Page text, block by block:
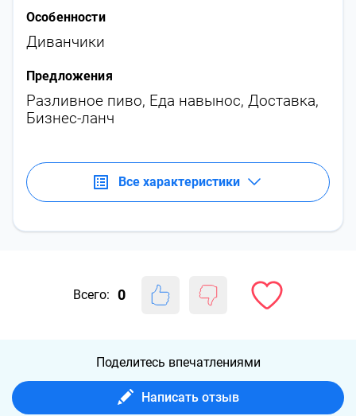
Особенности
Диванчики
Предложения
Разливное пиво, Еда навынос, Доставка,
Бизнес-ланч
Все характеристики
Всего: 0
Поделитесь впечатлениями
Написать отзыв